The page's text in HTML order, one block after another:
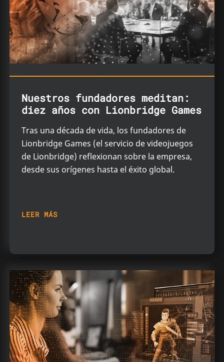
Nuestros fundadores meditan:
diez años con Lionbridge Games
Tras una década de vida, los fundadores de
Lionbridge Games (el servicio de videojuegos
de Lionbridge) reflexionan sobre la empresa,
desde sus orígenes hasta el éxito global.
LEER MÁS